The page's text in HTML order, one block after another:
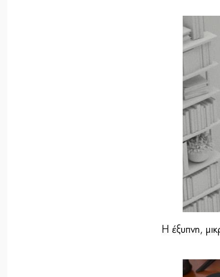
Η έξυπνη,